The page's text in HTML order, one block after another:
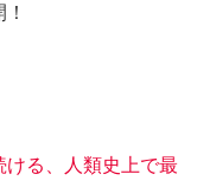
ける、人類史上で最